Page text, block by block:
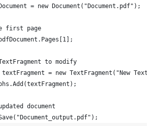
= new Document("Document.pdf");
first page
to modify
textFragment = new TextFragment("New
document